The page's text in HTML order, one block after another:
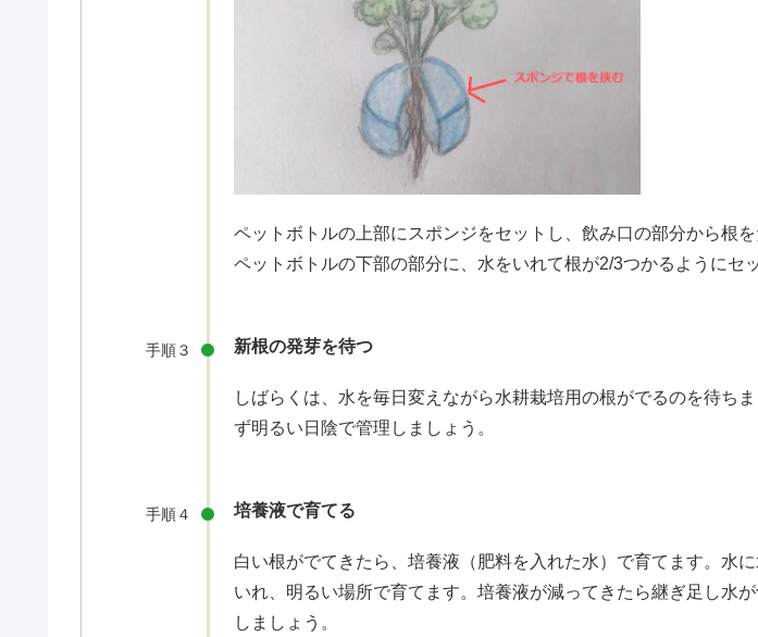
ペットボトルの上部にスポンジをセットし、飲み口の部分から根を
ペットボトルの下部の部分に、水をいれて根が2/3つかるようにセ
手順３ 新根の発芽を待つ
しばらくは、水を毎日変えながら水耕栽培用の根がでるのを待ち
ず明るい日陰で管理しましょう。
手順４ 培養液で育てる
白い根がでてきたら、培養液（肥料を入れた水）で育てます。水
いれ、明るい場所で育てます。培養液が減ってきたら継ぎ足し水
しましょう。